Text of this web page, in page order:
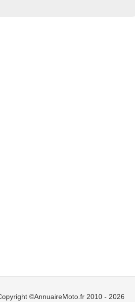
©AnnuaireMoto.fr 2010 - 2026